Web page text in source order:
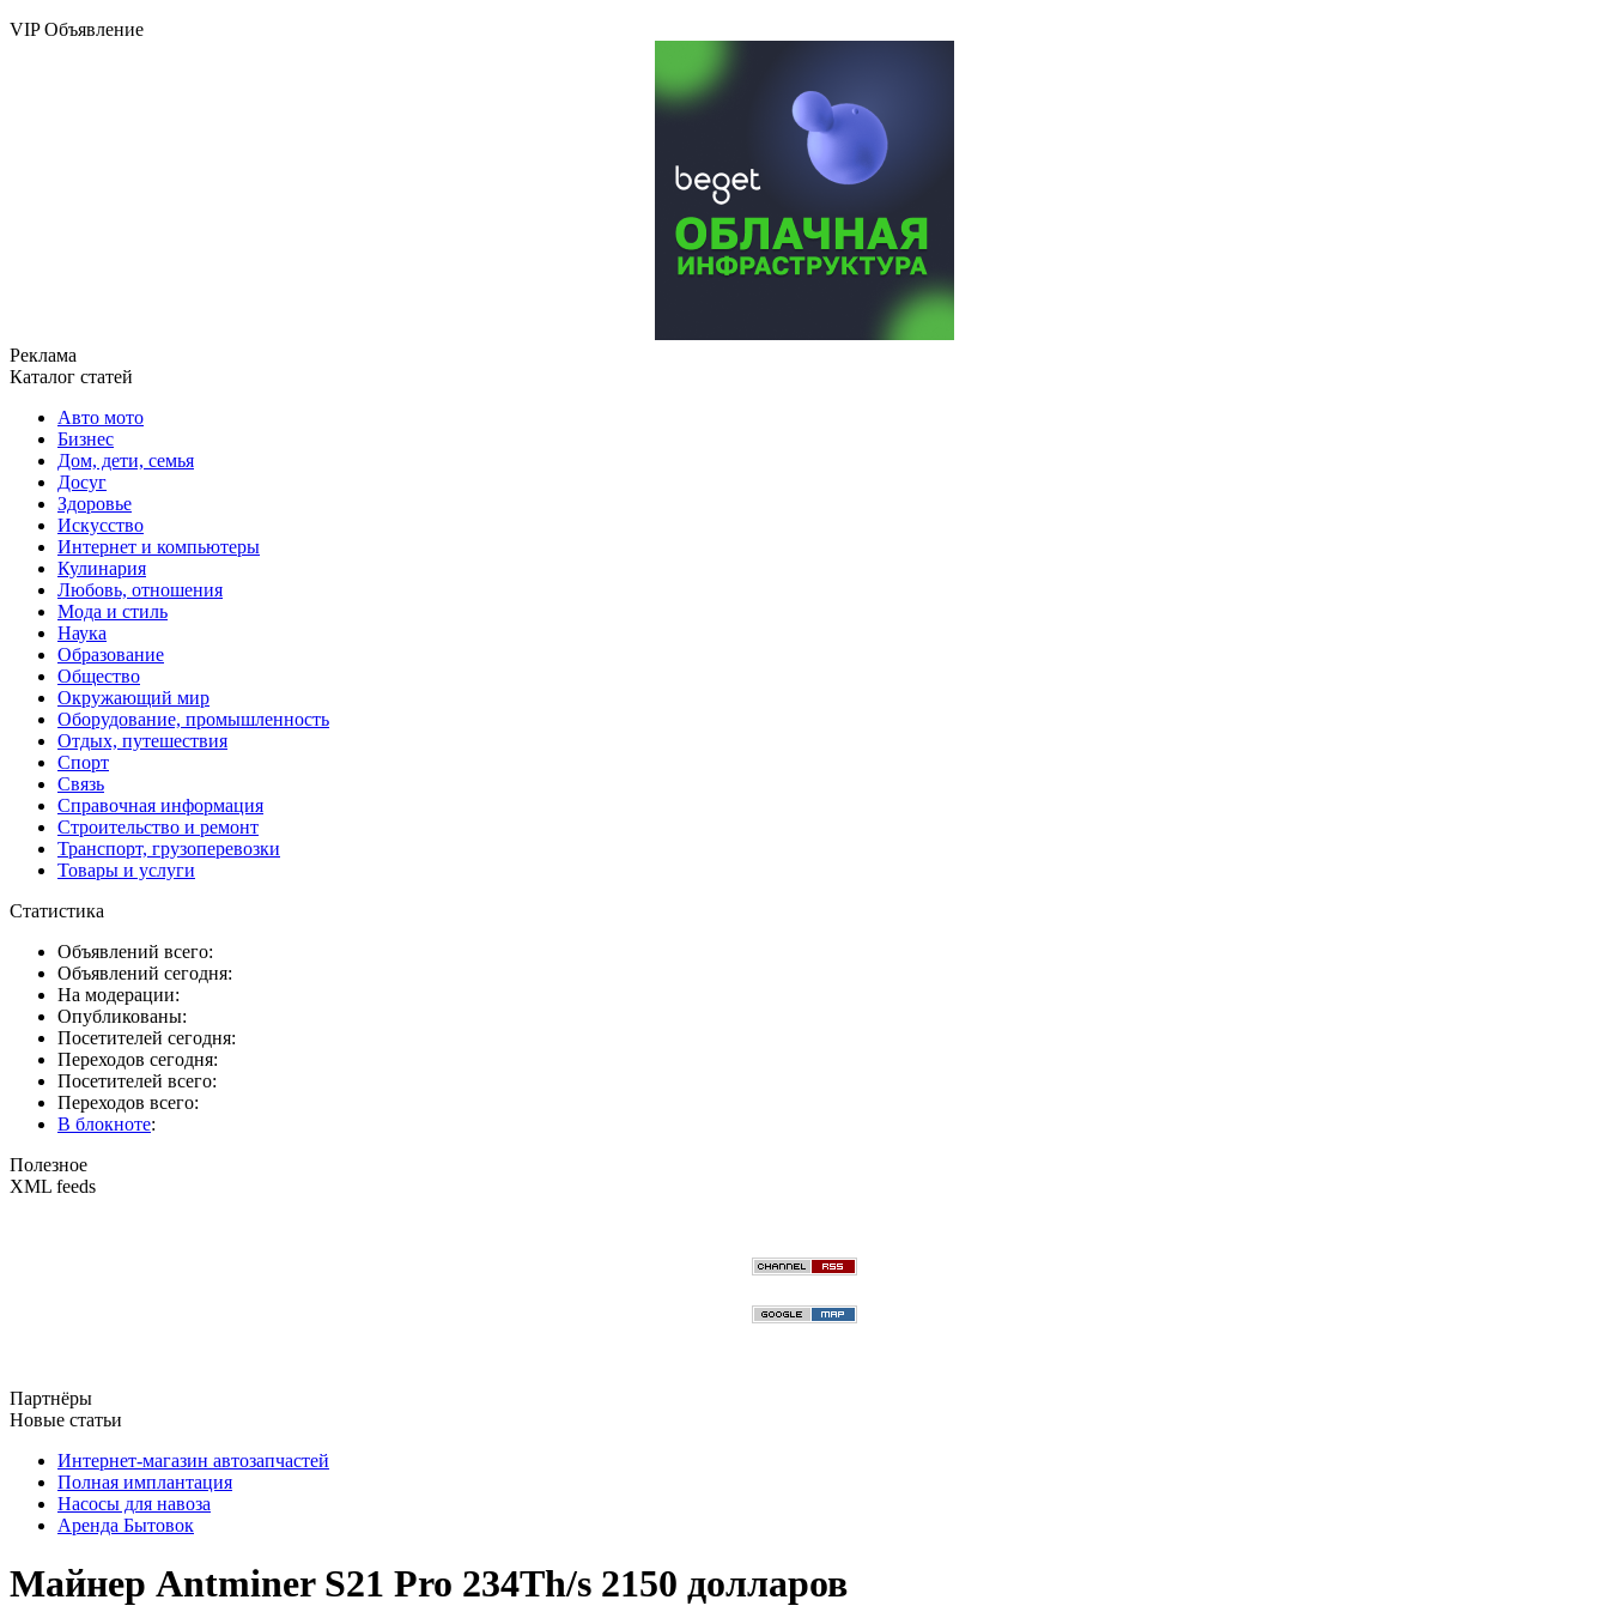
VIP Объявление
Реклама
Каталог статей
Авто мото
Бизнес
Дом, дети, семья
Досуг
Здоровье
Искусство
Интернет и компьютеры
Кулинария
Любовь, отношения
Мода и стиль
Наука
Образование
Общество
Окружающий мир
Оборудование, промышленность
Отдых, путешествия
Спорт
Связь
Справочная информация
Строительство и ремонт
Транспорт, грузоперевозки
Товары и услуги
Статистика
Объявлений всего:
Объявлений сегодня:
На модерации:
Опубликованы:
Посетителей сегодня:
Переходов сегодня:
Посетителей всего:
Переходов всего:
В блокноте:
Полезное
XML feeds
Партнёры
Новые статьи
Интернет-магазин автозапчастей
Полная имплантация
Насосы для навоза
Аренда Бытовок
Майнер Antminer S21 Pro 234Th/s 2150 долларов